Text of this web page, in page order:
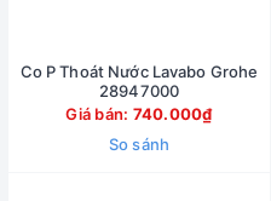
Co P Thoát Nước Lavabo Grohe
28947000
Giá bán: 740.000₫
So sánh